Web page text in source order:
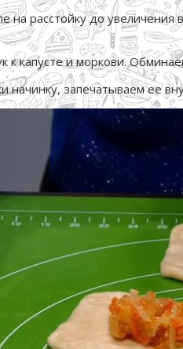
на расстойку до
к капусте и моркови.
начинку, запечатываем ее